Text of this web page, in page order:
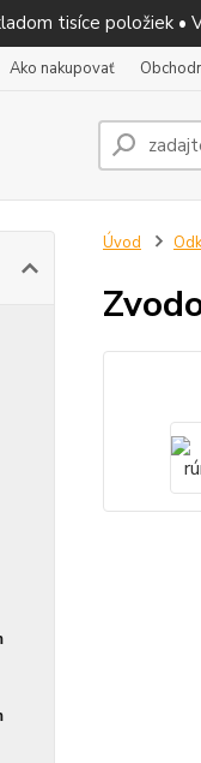
tisíce položiek •
Ako nakupovať
Úvod